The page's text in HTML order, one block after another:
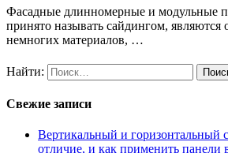
Фасадные длинномерные и модульные
принято называть сайдингом, являются
немногих материалов, …
Найти:
Свежие записи
Вертикальный и горизонтальный
отличие, и как применить панели